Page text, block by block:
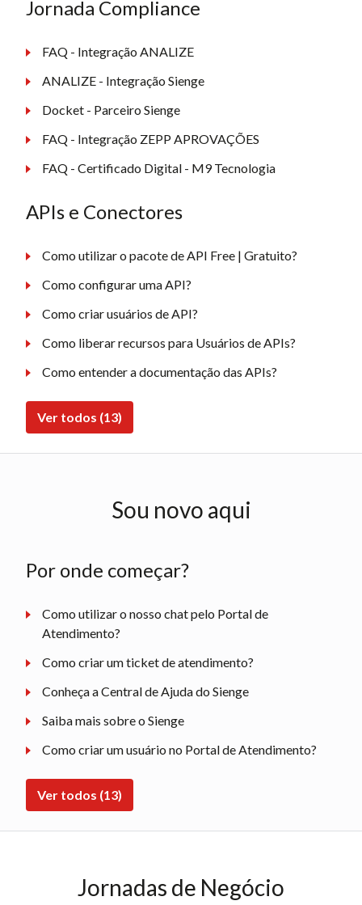
Jornada Compliance
FAQ - Integração ANALIZE
ANALIZE - Integração Sienge
Docket - Parceiro Sienge
FAQ - Integração ZEPP APROVAÇÕES
FAQ - Certificado Digital - M9 Tecnologia
APIs e Conectores
Como utilizar o pacote de API Free | Gratuito?
Como configurar uma API?
Como criar usuários de API?
Como liberar recursos para Usuários de APIs?
Como entender a documentação das APIs?
Ver todos (13)
Sou novo aqui
Por onde começar?
Como utilizar o nosso chat pelo Portal de
Atendimento?
Como criar um ticket de atendimento?
Conheça a Central de Ajuda do Sienge
Saiba mais sobre o Sienge
Como criar um usuário no Portal de Atendimento?
Ver todos (13)
Jornadas de Negócio